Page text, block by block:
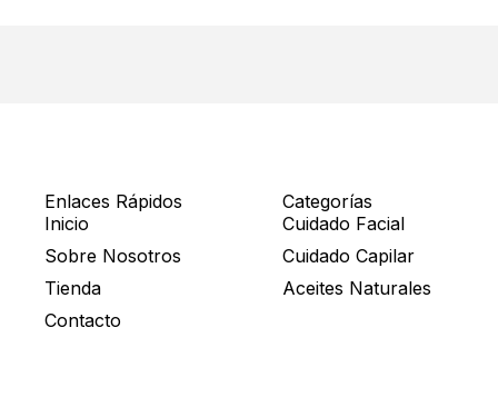
Enlaces Rápidos
Inicio
Sobre Nosotros
Tienda
Contacto
Categorías
Cuidado Facial
Cuidado Capilar
Aceites Naturales